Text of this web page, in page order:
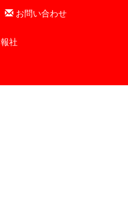
お問い合わせ
社